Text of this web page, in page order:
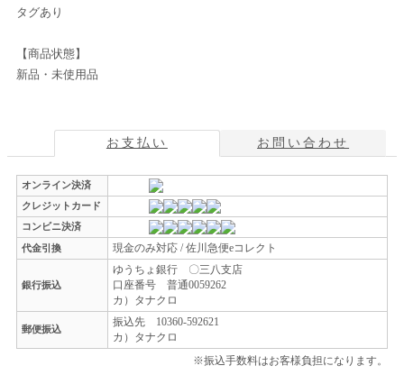
タグあり
【商品状態】
新品・未使用品
お支払い お問い合わせ
オンライン決済
クレジットカード
コンビニ決済
代金引換
現金のみ対応 / 佐川急便eコレクト
銀行振込
ゆうちょ銀行 〇三八支店
口座番号 普通0059262
カ）タナクロ
郵便振込
振込先 10360-592621
カ）タナクロ
※振込手数料はお客様負担になります。